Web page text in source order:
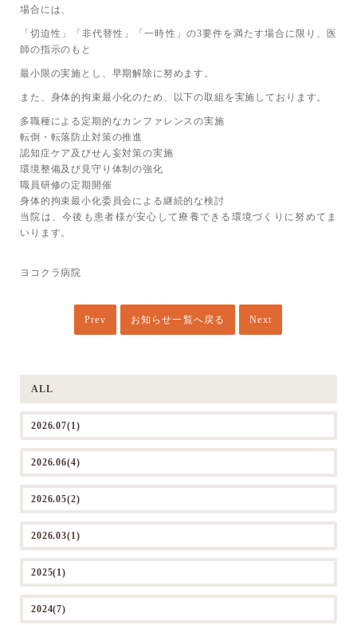
場合には、
「切迫性」「非代替性」「一時性」の3要件を満たす場合に限り、医
師の指示のもと
最小限の実施とし、早期解除に努めます。
また、身体的拘束最小化のため、以下の取組を実施しております。
多職種による定期的なカンファレンスの実施
転倒・転落防止対策の推進
認知症ケア及びせん妄対策の実施
環境整備及び見守り体制の強化
職員研修の定期開催
身体的拘束最小化委員会による継続的な検討
当院は、今後も患者様が安心して療養できる環境づくりに努めてま
いります。
ヨコクラ病院
Prev お知らせ一覧へ戻る Next
ALL
2026.07(1)
2026.06(4)
2026.05(2)
2026.03(1)
2025(1)
2024(7)